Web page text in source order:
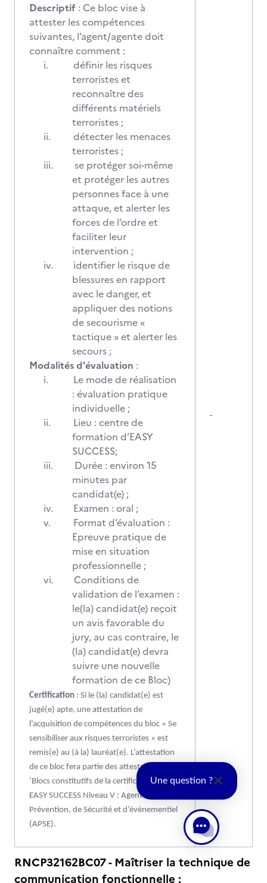
Descriptif : Ce bloc vise à
attester les compétences
suivantes, l’agent/agente doit
connaître comment :
i.
définir les risques
terroristes et
reconnaître des
différents matériels
terroristes ;
ii.
détecter les menaces
terroristes ;
iii.
se protéger soi-même
et protéger les autres
personnes face à une
attaque, et alerter les
forces de l’ordre et
faciliter leur
intervention ;
iv.
identifier le risque de
blessures en rapport
avec le danger, et
appliquer des notions
de secourisme «
tactique » et alerter les
secours ;
Modalités d'évaluation :
i.
Le mode de réalisation
: évaluation pratique
individuelle ;
ii.
Lieu : centre de
formation d’EASY
SUCCESS;
iii.
Durée : environ 15
minutes par
candidat(e) ;
iv.
Examen : oral ;
v.
Format d’évaluation :
Epreuve pratique de
mise en situation
professionnelle ;
vi.
Conditions de
validation de l’examen :
le(la) candidat(e) reçoit
un avis favorable du
jury, au cas contraire, le
(la) candidat(e) devra
suivre une nouvelle
formation de ce Bloc)
Certification : Si le (la) candidat(e) est
jugé(e) apte, une attestation de
l’acquisition de compétences du bloc « Se
sensibiliser aux risques terroristes » est
remis(e) au (à la) lauréat(e). L’attestation
de ce bloc fera partie des attestations des
‘Blocs constitutifs de la certification RNCP
EASY SUCCESS Niveau V : Agent de
Prévention, de Sécurité et d’évènementiel
(APSE).
-
RNCP32162BC07 - Maîtriser la technique de
communication fonctionnelle :
Une question ?